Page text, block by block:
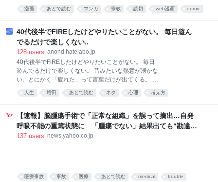
ての文章を記憶しておきたい。 理解を超越するものに
な、この本すごいよ。 ぜったい読んで。 〇〇（作家
名）という人が面白そうだと気楽に本屋に寄って、芥
川賞候補だったんだ
漫画 あとで読む マンガ 宗教 読切 web漫画 comic
40代後半でFIREしたけどやりたいことがない。 毎日遊ん
でるだけで楽しくない..
128 users anond.hatelabo.jp
40代後半でFIREしたけどやりたいことがない。 毎日
遊んでるだけで楽しくない。 昔みたいな熱意が湧かな
い。とにかく「疲れた」って言葉だけが出てくる。 昔
に戻って遊びまくりたい。 俺は何のために生きてるの
か分からない。
人生 増田 あとで読む ネタ 心理 考え方
【速報】脳腫瘍手術で「正常な組織」を誤って摘出…自発
呼吸不能の重篤状態に 「腫瘍でない」結果出ても“勘違
い”で摘出継続 通常の生活送っていた患者が手足も動か
137 users news.yahoo.co.jp
医療事故 事故 医療 あとで読む medical trouble